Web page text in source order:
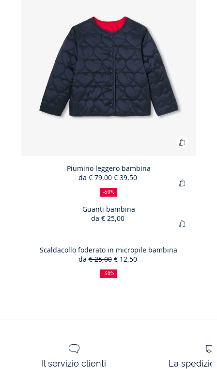
Aggiungi
Piumino
leggero
Piumino leggero bambina
da
50%
di
sconto
Prezzo
precedente
:
€ 79,00Nuovo
prezzo
:
€ 39,50
-50%
Aggiungi
Guanti
bambina
Guanti bambina
da € 25,00
Aggiungi
Scaldacollo foderato in micropile bambina
da
50%
di
sconto
Prezzo
precedente
:
€ 25,00Nuovo
prezzo
:
€ 12,50
-50%
Il servizio clienti La